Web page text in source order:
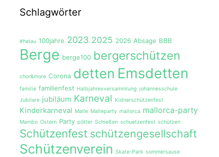
Schlagwörter
#helau 100jahre 2023 2025 2026 Absage BBB
Berge berge100 bergerschützen
chor&more Corona detten Emsdetten
familie familienfest Halbjahresversammlung johannesschule
Jubilare jubiläum Karneval Kidnerschützenfest
Kinderkarneval Malle Malleparty mallorca mallorca-party
Mambo Ostern Party pötter Schießen schuetzenfest schützen
Schützenfest schützengesellschaft
Schützenverein Skate-Park sommersause